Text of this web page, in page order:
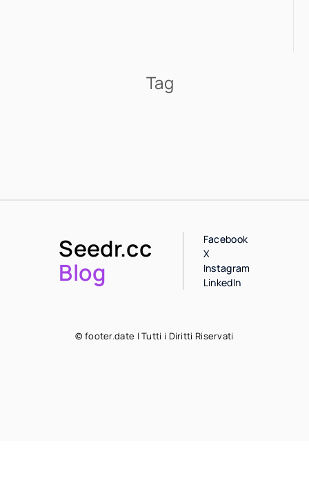
Tag
Seedr.cc
Blog
Facebook
X
Instagram
LinkedIn
© footer.date | Tutti i Diritti Riservati